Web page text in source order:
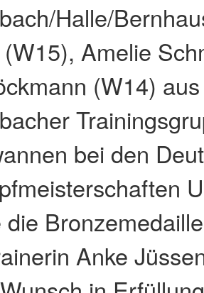
Halle/
Amelie
(W14)
bei den
Anke